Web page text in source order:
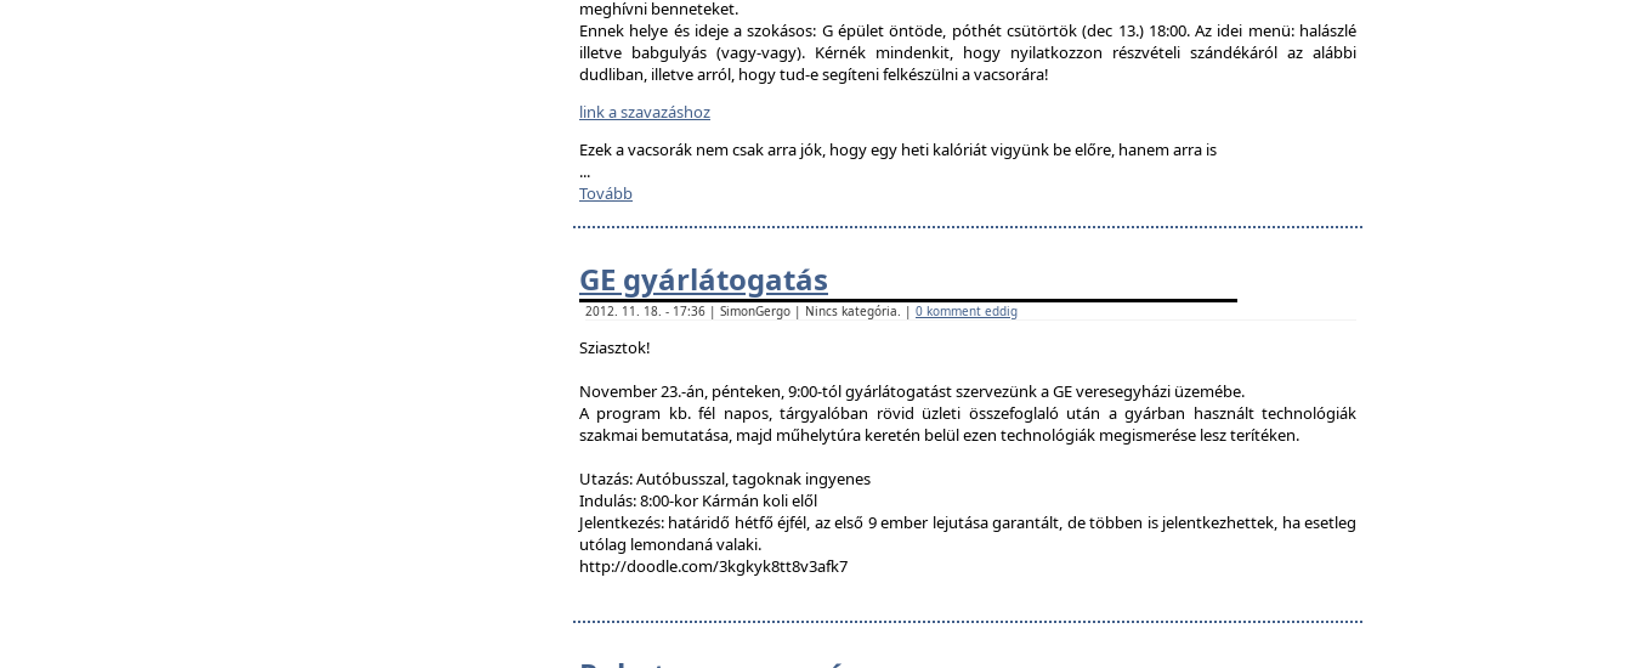
meghívni benneteket.
Ennek helye és ideje a szokásos: G épület öntöde, póthét csütörtök (dec 13.) 18:00. Az idei menü: halászlé
illetve babgulyás (vagy-vagy). Kérnék mindenkit, hogy nyilatkozzon részvételi szándékáról az alábbi
dudliban, illetve arról, hogy tud-e segíteni felkészülni a vacsorára!
link a szavazáshoz
Ezek a vacsorák nem csak arra jók, hogy egy heti kalóriát vigyünk be előre, hanem arra is
...
Tovább
GE gyárlátogatás
2012. 11. 18. - 17:36 | SimonGergo | Nincs kategória. | 0 komment eddig
Sziasztok!
November 23.-án, pénteken, 9:00-tól gyárlátogatást szervezünk a GE veresegyházi üzemébe.
A program kb. fél napos, tárgyalóban rövid üzleti összefoglaló után a gyárban használt technológiák
szakmai bemutatása, majd műhelytúra keretén belül ezen technológiák megismerése lesz terítéken.
Utazás: Autóbusszal, tagoknak ingyenes
Indulás: 8:00-kor Kármán koli elől
Jelentkezés: határidő hétfő éjfél, az első 9 ember lejutása garantált, de többen is jelentkezhettek, ha esetleg
utólag lemondaná valaki.
http://doodle.com/3kgkyk8tt8v3afk7